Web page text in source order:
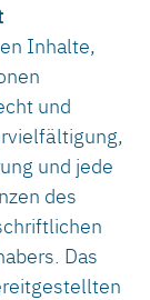
Inhalte,
und
und jede
des
Das